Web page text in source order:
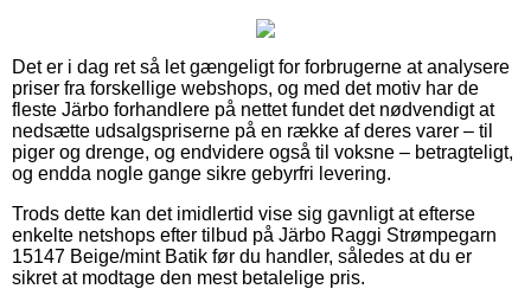
Det er i dag ret så let gængeligt for forbrugerne at analysere
priser fra forskellige webshops, og med det motiv har de
fleste Järbo forhandlere på nettet fundet det nødvendigt at
nedsætte udsalgspriserne på en række af deres varer – til
piger og drenge, og endvidere også til voksne – betragteligt,
og endda nogle gange sikre gebyrfri levering.
Trods dette kan det imidlertid vise sig gavnligt at efterse
enkelte netshops efter tilbud på Järbo Raggi Strømpegarn
15147 Beige/mint Batik før du handler, således at du er
sikret at modtage den mest betalelige pris.